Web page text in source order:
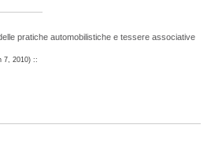
pratiche automobilistiche e tessere associative
7, 2010) ::